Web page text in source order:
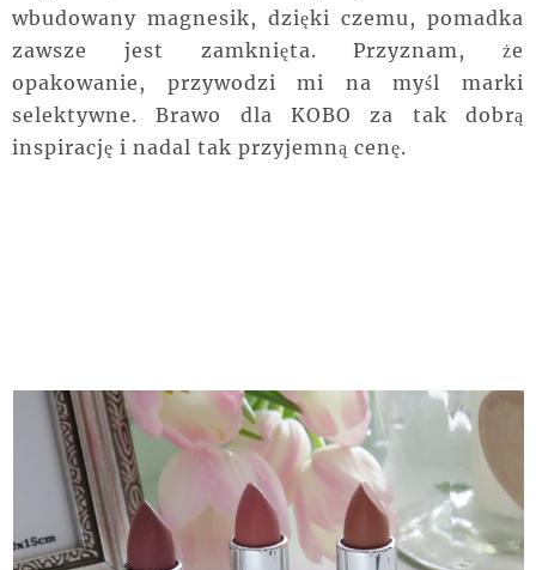
wbudowany magnesik, dzięki czemu, pomadka
zawsze jest zamknięta. Przyznam, że
opakowanie, przywodzi mi na myśl marki
selektywne. Brawo dla KOBO za tak dobrą
inspirację i nadal tak przyjemną cenę.